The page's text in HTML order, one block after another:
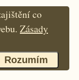
co
Zásady
Rozumím